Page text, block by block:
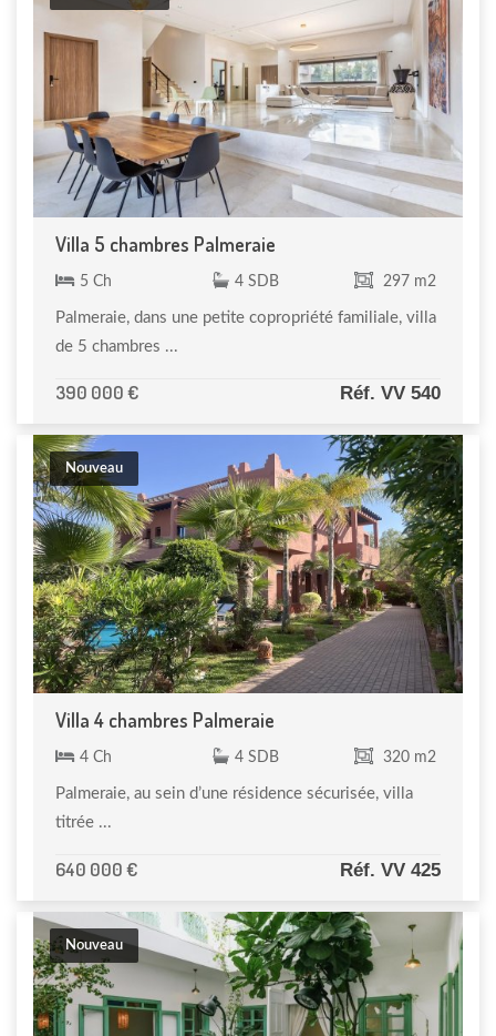
Villa 5 chambres Palmeraie
5 Ch 4 SDB 297 m2
Palmeraie, dans une petite copropriété familiale, villa
de 5 chambres ...
390 000 € Réf. VV 540
Nouveau
Villa 4 chambres Palmeraie
4 Ch 4 SDB 320 m2
Palmeraie, au sein d’une résidence sécurisée, villa
titrée ...
640 000 € Réf. VV 425
Nouveau